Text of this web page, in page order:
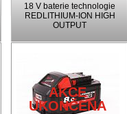
18 V baterie technologie
REDLITHIUM-ION HIGH
OUTPUT
AKCE
UKONČENA